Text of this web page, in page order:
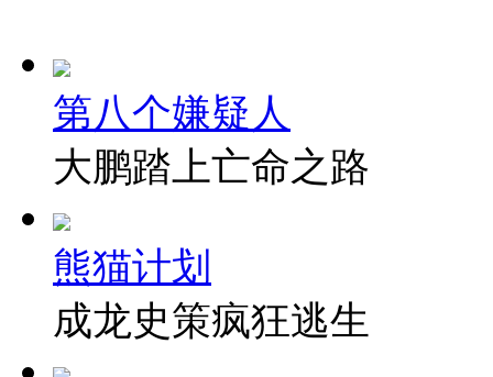
第八个嫌疑人
大鹏踏上亡命之路
熊猫计划
成龙史策疯狂逃生